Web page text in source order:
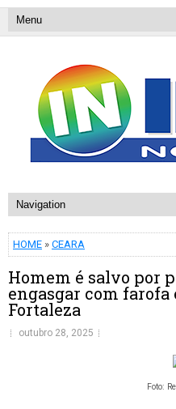
HOME » CEARA
Homem é salvo por
engasgar com
Fortaleza
outubro 28, 2025
Foto: